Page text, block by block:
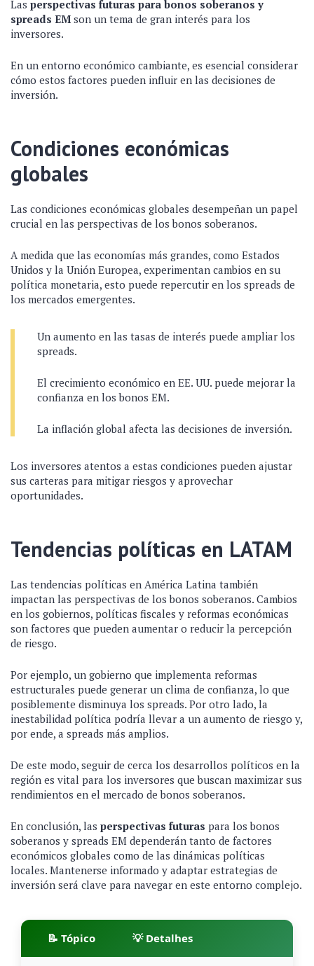
Las perspectivas futuras para bonos soberanos y
spreads EM son un tema de gran interés para los
inversores.
En un entorno económico cambiante, es esencial considerar
cómo estos factores pueden influir en las decisiones de
inversión.
Condiciones económicas
globales
Las condiciones económicas globales desempeñan un papel
crucial en las perspectivas de los bonos soberanos.
A medida que las economías más grandes, como Estados
Unidos y la Unión Europea, experimentan cambios en su
política monetaria, esto puede repercutir en los spreads de
los mercados emergentes.
Un aumento en las tasas de interés puede ampliar los
spreads.
El crecimiento económico en EE. UU. puede mejorar la
confianza en los bonos EM.
La inflación global afecta las decisiones de inversión.
Los inversores atentos a estas condiciones pueden ajustar
sus carteras para mitigar riesgos y aprovechar
oportunidades.
Tendencias políticas en LATAM
Las tendencias políticas en América Latina también
impactan las perspectivas de los bonos soberanos. Cambios
en los gobiernos, políticas fiscales y reformas económicas
son factores que pueden aumentar o reducir la percepción
de riesgo.
Por ejemplo, un gobierno que implementa reformas
estructurales puede generar un clima de confianza, lo que
posiblemente disminuya los spreads. Por otro lado, la
inestabilidad política podría llevar a un aumento de riesgo y,
por ende, a spreads más amplios.
De este modo, seguir de cerca los desarrollos políticos en la
región es vital para los inversores que buscan maximizar sus
rendimientos en el mercado de bonos soberanos.
En conclusión, las perspectivas futuras para los bonos
soberanos y spreads EM dependerán tanto de factores
económicos globales como de las dinámicas políticas
locales. Mantenerse informado y adaptar estrategias de
inversión será clave para navegar en este entorno complejo.
📝 Tópico 💡 Detalhes